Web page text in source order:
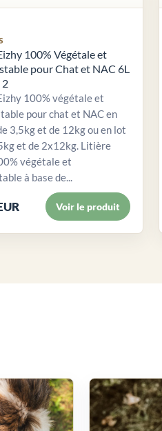
100% Végétale et
pour Chat et NAC 6L
2
100% végétale et
pour chat et NAC en
3,5kg et de 12kg ou en lot
et de 2x12kg. Litière
végétale et
à base de...
Voir le produit